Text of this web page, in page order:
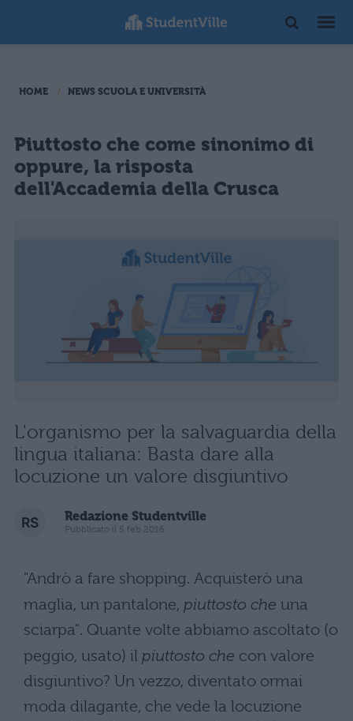
HOME NEWS SCUOLA E UNIVERSITÀ
Piuttosto che come sinonimo di
oppure, la risposta
dell'Accademia della Crusca
L'organismo per la salvaguardia della
lingua italiana: Basta dare alla
locuzione un valore disgiuntivo
Redazione Studentville
Pubblicato il 5 feb 2016
"Andrò a fare shopping. Acquisterò una
maglia, un pantalone, piuttosto che una
sciarpa". Quante volte abbiamo ascoltato (o
peggio, usato) il piuttosto che con valore
disgiuntivo? Un vezzo, diventato ormai
moda dilagante, che vede la locuzione